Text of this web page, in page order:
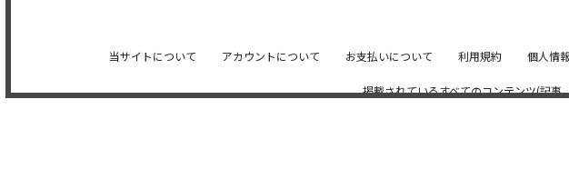
当サイトについて アカウントについて お支払いについて 利用規約 個人情
掲載されているすべてのコンテンツ(記事